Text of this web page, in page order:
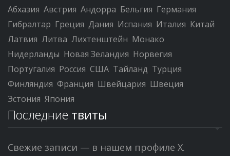
Абхазия Австрия Андорра Бельгия Германия
Гибралтар Греция Дания Испания Италия Китай
Латвия Литва Лихтенштейн Монако
Нидерланды Новая Зеландия Норвегия
Португалия Россия США Тайланд Турция
Финляндия Франция Швейцария Швеция
Эстония Япония
Последние твиты
Свежие записи — в нашем профиле X.